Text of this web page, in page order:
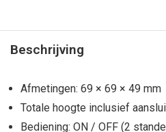
Beschrijving
Afmetingen: 69 × 69 × 49 mm
Totale hoogte inclusief
Bediening: ON / OFF (2